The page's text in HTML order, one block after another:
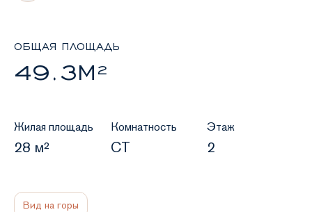
ОБЩАЯ ПЛОЩАДЬ
49.3М²
Жилая площадь
28 м²
Комнатность
СТ
Этаж
2
Вид на горы